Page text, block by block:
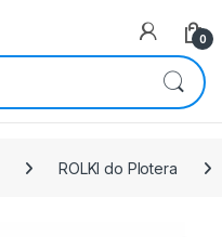
0
ROLKI do Plotera